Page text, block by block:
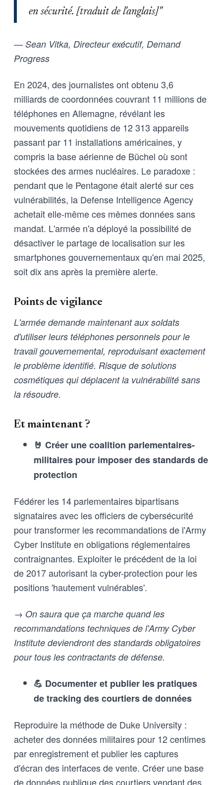
en sécurité. [traduit de l'anglais]"
— Sean Vitka, Directeur exécutif, Demand
Progress
En 2024, des journalistes ont obtenu 3,6
milliards de coordonnées couvrant 11 millions de
téléphones en Allemagne, révélant les
mouvements quotidiens de 12 313 appareils
passant par 11 installations américaines, y
compris la base aérienne de Büchel où sont
stockées des armes nucléaires. Le paradoxe :
pendant que le Pentagone était alerté sur ces
vulnérabilités, la Defense Intelligence Agency
achetait elle-même ces mêmes données sans
mandat. L'armée n'a déployé la possibilité de
désactiver le partage de localisation sur les
smartphones gouvernementaux qu'en mai 2025,
soit dix ans après la première alerte.
Points de vigilance
L'armée demande maintenant aux soldats
d'utiliser leurs téléphones personnels pour le
travail gouvernemental, reproduisant exactement
le problème identifié. Risque de solutions
cosmétiques qui déplacent la vulnérabilité sans
la résoudre.
Et maintenant ?
🤘 Créer une coalition parlementaires-
militaires pour imposer des standards de
protection
Fédérer les 14 parlementaires bipartisans
signataires avec les officiers de cybersécurité
pour transformer les recommandations de l'Army
Cyber Institute en obligations réglementaires
contraignantes. Exploiter le précédent de la loi
de 2017 autorisant la cyber-protection pour les
positions 'hautement vulnérables'.
→ On saura que ça marche quand les
recommandations techniques de l'Army Cyber
Institute deviendront des standards obligatoires
pour tous les contractants de défense.
💪 Documenter et publier les pratiques
de tracking des courtiers de données
Reproduire la méthode de Duke University :
acheter des données militaires pour 12 centimes
par enregistrement et publier les captures
d'écran des interfaces de vente. Créer une base
de données publique des courtiers vendant des